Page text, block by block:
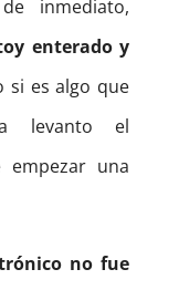
inmediato,
enterado y
si es algo que
levanto el
una
no fue